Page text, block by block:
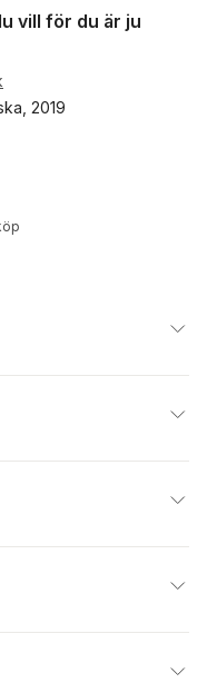
vill för du är ju
2019
antal röster: